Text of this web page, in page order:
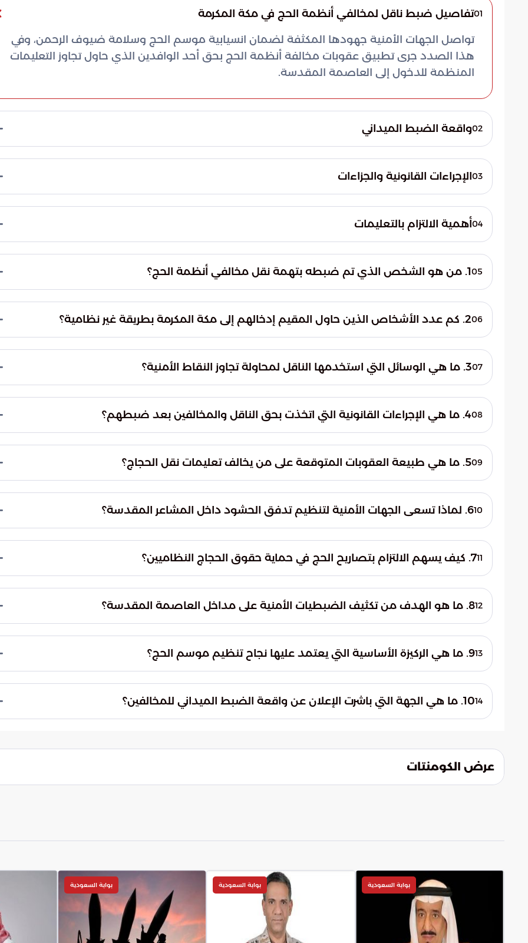
01تفاصيل ضبط ناقل لمخالفي أنظمة الحج في مكة المكرمة
تواصل الجهات الأمنية جهودها المكثفة لضمان انسيابية موسم الحج وسلامة ضيوف الرحمن، وفي
هذا الصدد جرى تطبيق عقوبات مخالفة أنظمة الحج بحق أحد الوافدين الذي حاول تجاوز التعليمات
المنظمة للدخول إلى العاصمة المقدسة.
02واقعة الضبط الميداني
نقل (6) مقيمين لا يحملون تصاريح حج رسمية، ومحاولة التسلل والمراوغة للدخول بهم إلى مدينة
مكة المكرمة، مخالفاً بذلك الأنظمة الصارمة التي تمنع نقل الأشخاص غير المصرح لهم خلال الموسم.
03الإجراءات القانونية والجزاءات
لمباشرة التحقيقات وتطبيق العقوبات المقررة نظاماً بحق الناقل والمخالفين، وتشمل هذه الإجراءات
عقوبات مالية وإدارية رادعة تهدف إلى منع تكرار مثل هذه التجاوزات التي تؤثر على جودة الخدمات
المقدمة للحجاج.
04أهمية الالتزام بالتعليمات
القوات الأمنية من خلال هذه الضبطيات إلى تنظيم تدفق الحشود البشرية داخل المشاعر المقدسة،
وضمان حقوق الحجاج النظاميين في الحصول على الخدمات والمساحات المخصصة لهم، والحفاظ
على الأمن العام ومنع العشوائية.
051. من هو الشخص الذي تم ضبطه بتهمة نقل مخالفي أنظمة الحج؟
نقل مجموعة من الأشخاص الذين لا يملكون تصاريح رسمية لأداء فريضة الحج لهذا العام.062. كم عدد الأشخاص الذين حاول المقيم إدخالهم إلى مكة المكرمة بطريقة غير نظامية؟
التصاريح اللازمة التي تخولهم الدخول والمشاركة في موسم الحج وفق الأنظمة المتبعة.073. ما هي الوسائل التي استخدمها الناقل لمحاولة تجاوز النقاط الأمنية؟
المكرمة، في محاولة يائسة لتجاوز الأنظمة الصارمة التي تمنع دخول غير المصرح لهم خلال فترة
الموسم.
084. ما هي الإجراءات القانونية التي اتخذت بحق الناقل والمخالفين بعد ضبطهم؟
معهم، وذلك لضمان تطبيق كافة العقوبات والجزاءات التي نص عليها النظام بحق الناقل والأشخاص
المخالفين.
095. ما هي طبيعة العقوبات المتوقعة على من يخالف تعليمات نقل الحجاج؟
هذه العقوبات إلى الحفاظ على التنظيم العام ومنع أي تجاوزات قد تؤثر سلباً على سلامة ضيوف106. لماذا تسعى الجهات الأمنية لتنظيم تدفق الحشود داخل المشاعر المقدسة؟
الحجاج التنقل بأمان ويسر، ويقلل من المخاطر المرتبطة بالازدحام في الأماكن والممرات المخصصة 117. كيف يسهم الالتزام بتصاريح الحج في حماية حقوق الحجاج النظاميين؟
لهم، من حيث المساحات في المشاعر ووسائل النقل، ويمنع غير المصرح لهم من التضييق على الحجاج
النظاميين.
128. ما هو الهدف من تكثيف الضبطيات الأمنية على مداخل العاصمة المقدسة؟
أن جميع الموجودين في المشاعر المقدسة هم من المصرح لهم، مما يرفع من جودة الخدمات
المقدمة.
139. ما هي الركيزة الأساسية التي يعتمد عليها نجاح تنظيم موسم الحج؟
الموسم، حيث يساهم التزام الجميع في تعزيز تجربة ضيوف الرحمن وضمان أدائهم للمناسك بطمأنينة.1410. ما هي الجهة التي باشرت الإعلان عن واقعة الضبط الميداني للمخالفين؟
عرض الكومنتات
بوابة السعودية بوابة السعودية بوابة السعودية